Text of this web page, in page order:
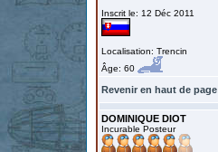
Inscrit le: 12 Déc 2011
Localisation: Trencin
Âge: 60
Revenir en haut de page
DOMINIQUE DIOT
Incurable Posteur